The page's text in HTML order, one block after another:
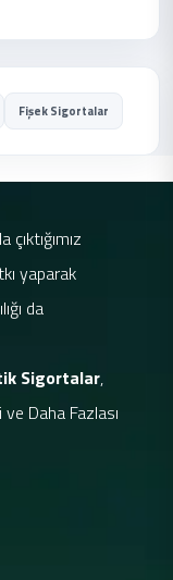
Fişek Sigortalar
yaparak
da
Sigortalar,
Daha Fazlası